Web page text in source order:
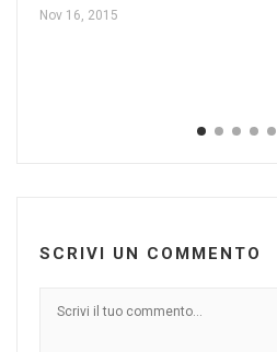
Nov 16, 2015
SCRIVI UN COMMENTO